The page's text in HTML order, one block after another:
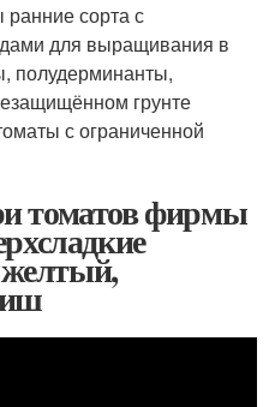
сорта с
для выращивания в
полудерминанты,
грунте
с ограниченной
томатов фирмы